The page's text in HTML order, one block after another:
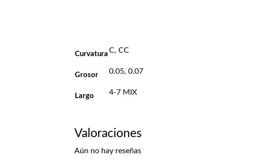
Curvatura C, CC
Grosor 0.05, 0.07
Largo 4-7 MIX
Valoraciones
Aún no hay reseñas